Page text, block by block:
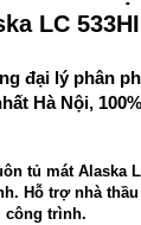
LC
đại lý phân
Hà Nội,
tủ mát Alaska
Hỗ trợ nhà
công trình.